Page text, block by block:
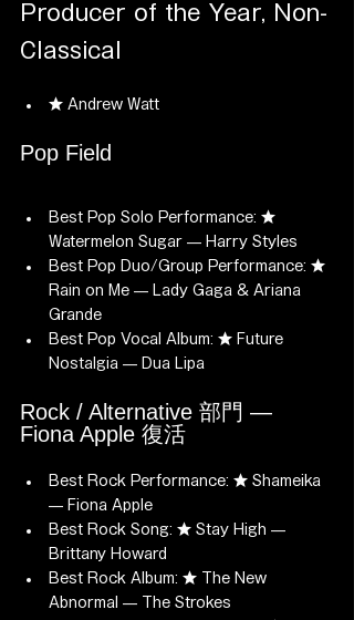
Producer of the Year, Non-
Classical
★ Andrew Watt
Pop Field
Best Pop Solo Performance: ★
Watermelon Sugar — Harry Styles
Best Pop Duo/Group Performance: ★
Rain on Me — Lady Gaga & Ariana
Grande
Best Pop Vocal Album: ★ Future
Nostalgia — Dua Lipa
Rock / Alternative 部門 —
Fiona Apple 復活
Best Rock Performance: ★ Shameika
— Fiona Apple
Best Rock Song: ★ Stay High —
Brittany Howard
Best Rock Album: ★ The New
Abnormal — The Strokes